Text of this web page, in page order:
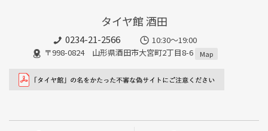
タイヤ館 酒田
0234-21-2566
10:30～19:00
〒998-0824 山形県酒田市大宮町2丁目8-6
Map